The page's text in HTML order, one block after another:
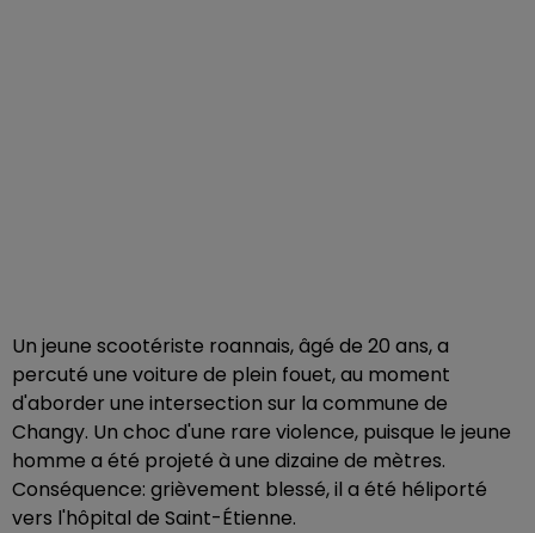
Un jeune scootériste roannais, âgé de 20 ans, a
percuté une voiture de plein fouet, au moment
d'aborder une intersection sur la commune de
Changy. Un choc d'une rare violence, puisque le jeune
homme a été projeté à une dizaine de mètres.
Conséquence: grièvement blessé, il a été héliporté
vers l'hôpital de Saint-Étienne.